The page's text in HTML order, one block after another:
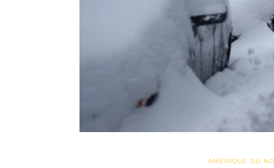
AMÉRIQUE DU